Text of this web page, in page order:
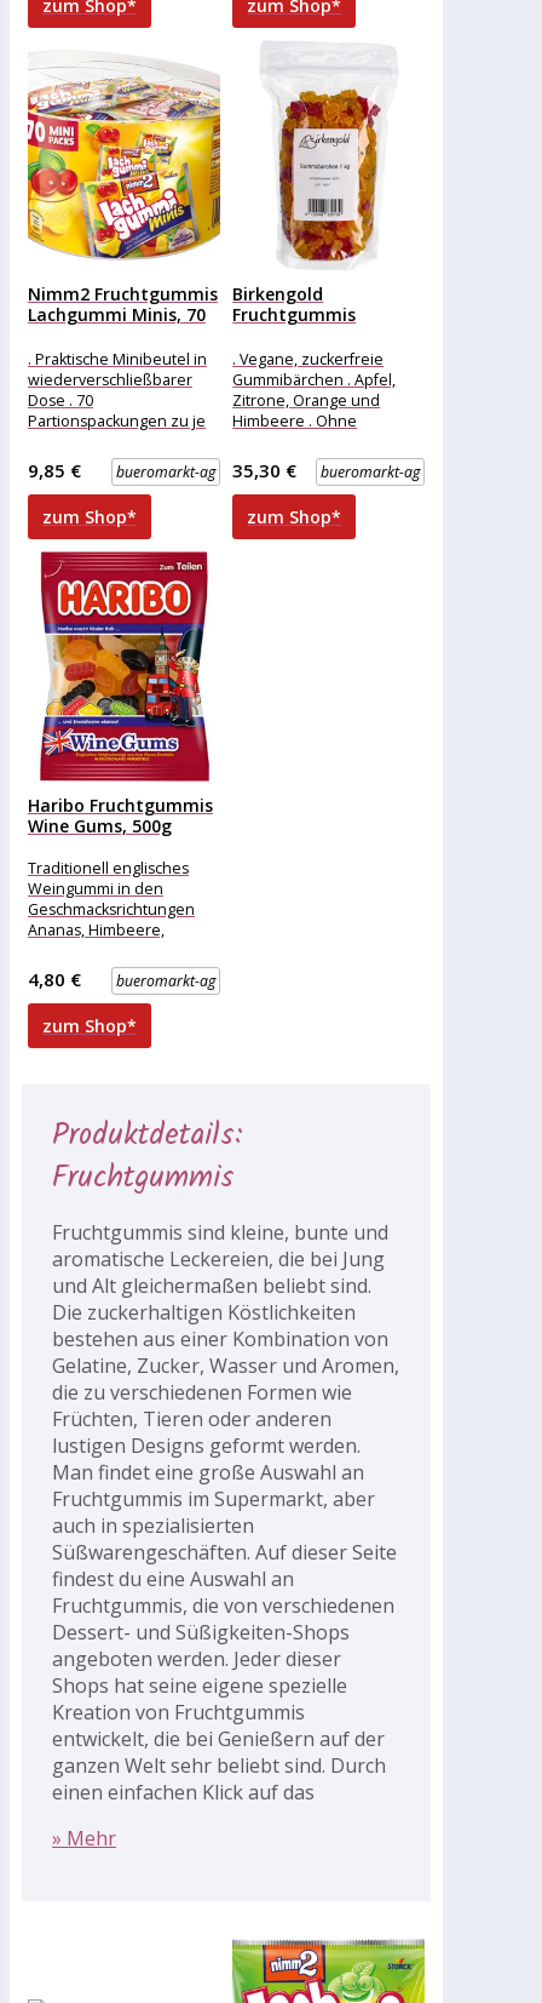
Mix, vegetarisch
zum Shop*
(Traube, Holunder),
zum Shop*
Nimm2 Fruchtgummis
Lachgummi Minis, 70
. Praktische Minibeutel in
wiederverschließbarer
Dose . 70
Partionspackungen zu je
Vitaminen im Miniformat .
Wunderbar
bueromarkt-ag
9,85 €
zum Shop*
Birkengold
Fruchtgummis
. Vegane, zuckerfreie
Gummibärchen . Apfel,
Zitrone, Orange und
Himbeere . Ohne
ausschließlich mit Maltit
und Xylit (aus Birken-
bueromarkt-ag
35,30 €
zum Shop*
Haribo Fruchtgummis
Wine Gums, 500g
Traditionell englisches
Weingummi in den
Geschmacksrichtungen
Ananas, Himbeere,
Schwarze Johannisbeere
und Zitrone Merkmale:
Ausführung: Mix
Verpackung: Kleinpackung
Geschmack:
bueromarkt-ag
4,80 €
zum Shop*
Produktdetails:
Fruchtgummis
Fruchtgummis sind kleine, bunte und
aromatische Leckereien, die bei Jung
und Alt gleichermaßen beliebt sind.
Die zuckerhaltigen Köstlichkeiten
bestehen aus einer Kombination von
Gelatine, Zucker, Wasser und Aromen,
die zu verschiedenen Formen wie
Früchten, Tieren oder anderen
lustigen Designs geformt werden.
Man findet eine große Auswahl an
Fruchtgummis im Supermarkt, aber
auch in spezialisierten
Süßwarengeschäften. Auf dieser Seite
findest du eine Auswahl an
Fruchtgummis, die von verschiedenen
Dessert- und Süßigkeiten-Shops
angeboten werden. Jeder dieser
Shops hat seine eigene spezielle
Kreation von Fruchtgummis
entwickelt, die bei Genießern auf der
ganzen Welt sehr beliebt sind. Durch
einen einfachen Klick auf das
» Mehr